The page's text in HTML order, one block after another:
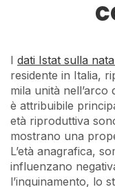
I dati Istat sulla
residente in Italia,
mila unità
è attribuibile
età riproduttiva
mostrano una
L’età anagrafica,
influenzano
l’inquinamento, lo